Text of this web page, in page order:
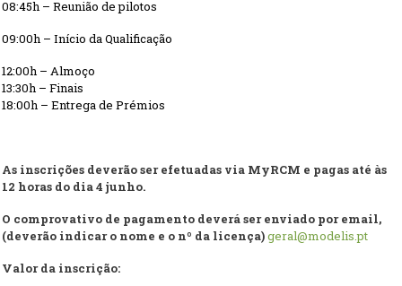
08:45h – Reunião de pilotos
09:00h – Início da Qualificação
12:00h – Almoço
13:30h – Finais
18:00h – Entrega de Prémios
As inscrições deverão ser efetuadas via MyRCM e pagas até às
12 horas do dia 4 junho.
O comprovativo de pagamento deverá ser enviado por email,
(deverão indicar o nome e o nº da licença)geral@modelis.pt
Valor da inscrição: